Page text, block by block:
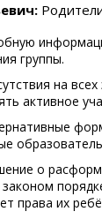
группы.
на
активное
о
права их